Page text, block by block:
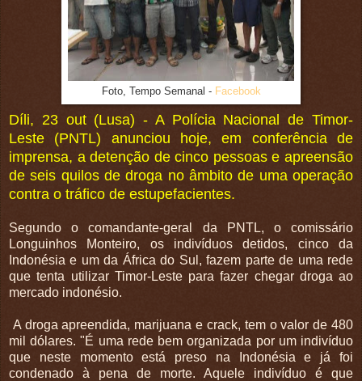
Foto, Tempo Semanal - Facebook
Díli, 23 out (Lusa) - A Polícia Nacional de Timor-
Leste (PNTL) anunciou hoje, em conferência de
imprensa, a detenção de cinco pessoas e apreensão
de seis quilos de droga no âmbito de uma operação
contra o tráfico de estupefacientes.
Segundo o comandante-geral da PNTL, o comissário
Longuinhos Monteiro, os indivíduos detidos, cinco da
Indonésia e um da África do Sul, fazem parte de uma rede
que tenta utilizar Timor-Leste para fazer chegar droga ao
mercado indonésio.
A droga apreendida, marijuana e crack, tem o valor de 480
mil dólares. "É uma rede bem organizada por um indivíduo
que neste momento está preso na Indonésia e já foi
condenado à pena de morte. Aquele indivíduo é que